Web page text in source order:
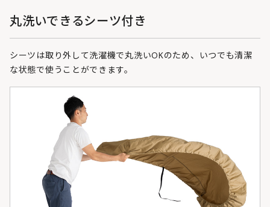
丸洗いできるシーツ付き
シーツは取り外して洗濯機で丸洗いOKのため、いつでも清潔
な状態で使うことができます。